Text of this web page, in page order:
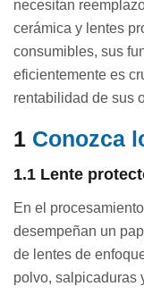
necesitan
cerámica y lentes
consumibles, sus
eficientemente es
rentabilidad de sus
1 Conozca
1.1 Lente
En el
desempeñan un
de lentes de
polvo, salpicaduras